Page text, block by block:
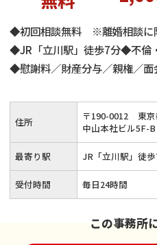
◆初回相談無料 ※離婚相談に
◆JR「立川駅」徒歩7分◆不倫
◆慰謝料／財産分与／親権／面
りよい未来を目指してサポ
間・土日祝日のご相談も対応≫
住所 〒190-0012
東
中山本社ビル5F-B
最寄り駅 JR「立川駅」徒
受付時間 毎日24時間
この事務所